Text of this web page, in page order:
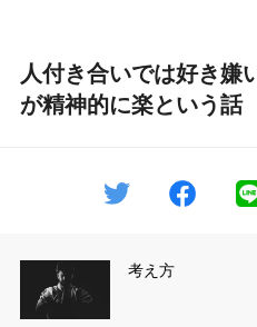
人付き合いでは好き嫌
が精神的に楽という話
考え方